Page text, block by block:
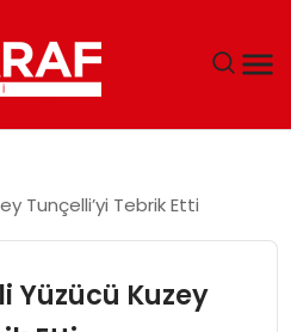
Tunçelli’yi Tebrik Etti
Yüzücü Kuzey